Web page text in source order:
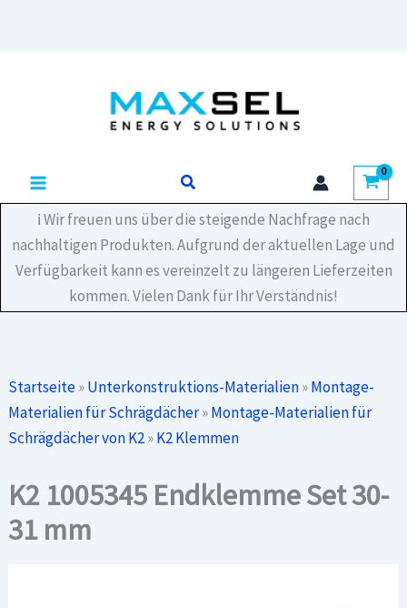
Suchen
ℹ️ Wir freuen uns über die steigende Nachfrage nach
nachhaltigen Produkten. Aufgrund der aktuellen Lage und
Verfügbarkeit kann es vereinzelt zu längeren Lieferzeiten
kommen. Vielen Dank für Ihr Verständnis!
Startseite»Unterkonstruktions-Materialien»Montage-
Materialien für Schrägdächer»Montage-Materialien für
Schrägdächer von K2»K2 Klemmen
K2 1005345 Endklemme Set 30-
31 mm